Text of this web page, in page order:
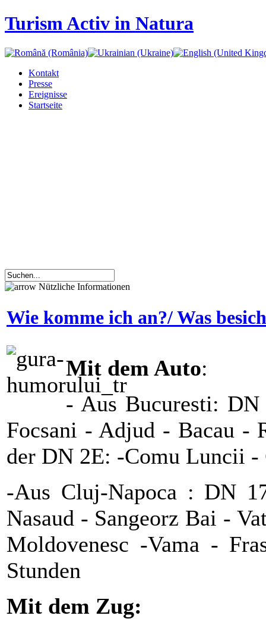
Turism Activ in Natura
Kontakt
Presse
Ereignisse
Startseite
Nützliche Informationen
Wie komme ich an?/ Was
Mit dem Auto:
- Aus Bucuresti:
Focsani - Adjud - Bacau -
der DN 2E: -Comu Luncii -
-Aus Cluj-Napoca : DN
Nasaud - Sangeorz Bai -
Moldovenesc -Vama -
Stunden
Mit dem Zug: